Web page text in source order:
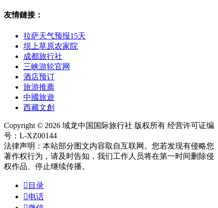
友情鏈接：
拉萨天气预报15天
坝上草原农家院
成都旅行社
三峡游轮官网
酒店预订
旅游推薦
中國旅遊
西藏文創
Copyright © 2026 域龙中国国际旅行社 版权所有 经营许可证编
号：L-XZ00144
法律声明：本站部分图文内容取自互联网。您若发现有侵略您
著作权行为，请及时告知，我们工作人员将在第一时间删除侵
权作品、停止继续传播。
 目录
电话